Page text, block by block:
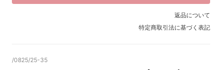
返品について
特定商取引法に基づく表記
/0825/25-35